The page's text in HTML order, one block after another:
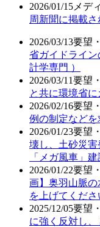
2026/01/15 メデ
周新聞に掲載さ
2026/03/13要望
省ガイドライ
計学専門 ）
2026/03/11要望
と共に環境省
2026/02/16要望
例の制定などを
2026/01/23要望
壊し、土砂災
「メガ風車」
2026/01/22要望
画】奥羽山脈
を上げてくださ
2025/12/05要望
に強く反対し